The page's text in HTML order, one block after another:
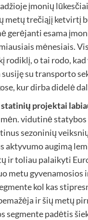
įmonių
trečiąjį ketvirtį
gerėjanti esama
mėnesiais.
rodiklį, o tai rodo,
su transporto
kur dirba didelė
projektai
vidutinė
sezoninių
aktyvumo augimą
toliau palaikyti
metu
kol kas
ir šių metų
segmente padėtis